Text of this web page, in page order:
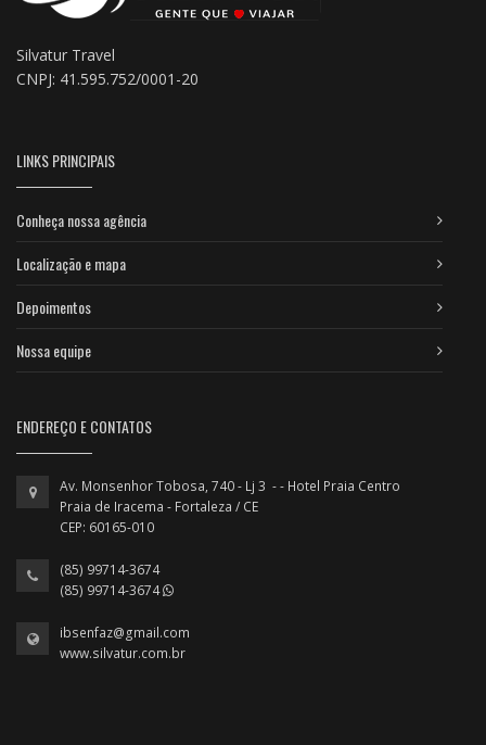
Silvatur Travel
CNPJ: 41.595.752/0001-20
LINKS PRINCIPAIS
Conheça nossa agência
Localização e mapa
Depoimentos
Nossa equipe
ENDEREÇO E CONTATOS
Av. Monsenhor Tobosa, 740 - Lj 3 - - Hotel Praia Centro
Praia de Iracema - Fortaleza / CE
CEP: 60165-010
(85) 99714-3674
(85) 99714-3674
ibsenfaz@gmail.com
www.silvatur.com.br